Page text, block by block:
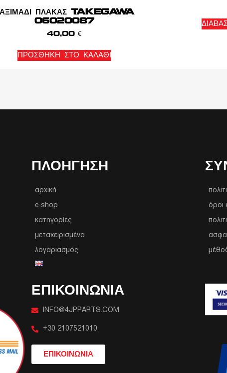
ΠΛΑΚΑΣ TAKEGAWA
06020087
40,00€
ΠΡΟΣΘΉΚΗ ΣΤΟ ΚΑΛΆΘΙ
ΠΛΟΉΓΗΣΗ
αρχική
e-shop
κατηγορίες
μεταχειρισμένα
λογαριασμός
όροι
ΕΠΙΚΟΙΝΩΝΙΑ
INFO@4JPPARTS.COM
+30 2107521010
ΕΠΙΚΟΙΝΩΝΙΑ